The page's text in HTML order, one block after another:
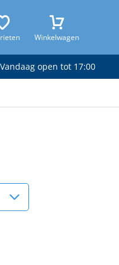
Winkelwagen
Vandaag open tot 17:00